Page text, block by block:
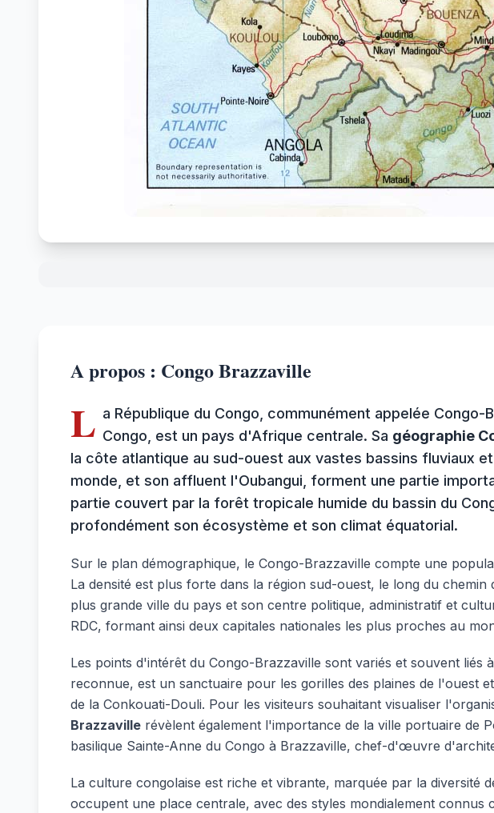
A propos : Congo Brazzaville
L a République du Congo, communément appelée
Congo, est un pays d'Afrique centrale. Sa géographie
la côte atlantique au sud-ouest aux vastes bassins fluviaux
monde, et son affluent l'Oubangui, forment une partie
partie couvert par la forêt tropicale humide du bassin du
profondément son écosystème et son climat équatorial.
Sur le plan démographique, le Congo-Brazzaville compte une
La densité est plus forte dans la région sud-ouest, le long du
plus grande ville du pays et son centre politique, administratif et
RDC, formant ainsi deux capitales nationales les plus proches au
Les points d'intérêt du Congo-Brazzaville sont variés et souvent
reconnue, est un sanctuaire pour les gorilles des plaines de l'ouest
de la Conkouati-Douli. Pour les visiteurs souhaitant visualiser
Brazzaville révèlent également l'importance de la ville portuaire de
basilique Sainte-Anne du Congo à Brazzaville, chef-d'œuvre
La culture congolaise est riche et vibrante, marquée par la diversité
occupent une place centrale, avec des styles mondialement